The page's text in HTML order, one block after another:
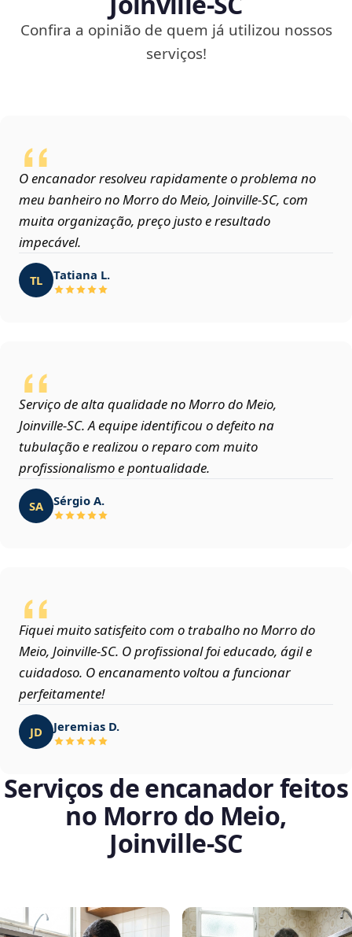
Confira a opinião de quem já utilizou nossos
serviços!
O encanador resolveu rapidamente o problema no
meu banheiro no Morro do Meio, Joinville‑SC, com
muita organização, preço justo e resultado
impecável.
TL Tatiana L.
Serviço de alta qualidade no Morro do Meio,
Joinville‑SC. A equipe identificou o defeito na
tubulação e realizou o reparo com muito
profissionalismo e pontualidade.
SA Sérgio A.
Fiquei muito satisfeito com o trabalho no Morro do
Meio, Joinville‑SC. O profissional foi educado, ágil e
cuidadoso. O encanamento voltou a funcionar
perfeitamente!
JD Jeremias D.
Serviços de encanador feitos
no Morro do Meio,
Joinville‑SC